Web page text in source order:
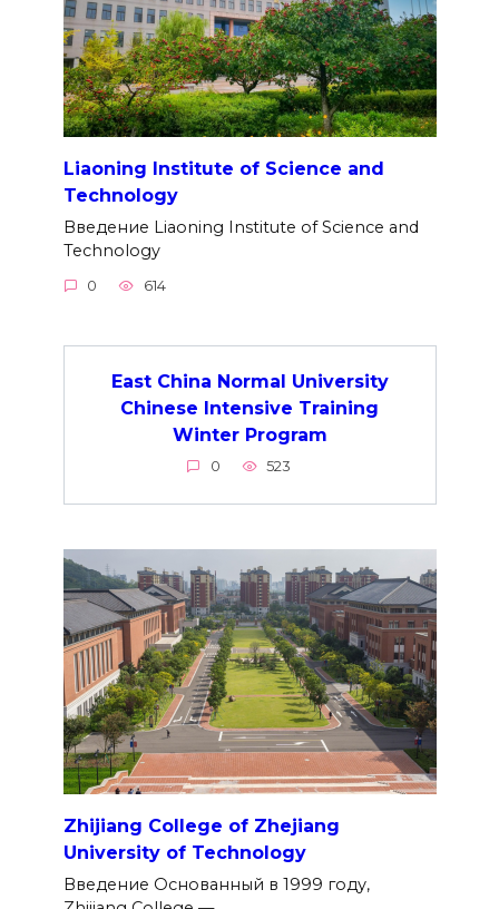
Liaoning Institute of Science and
Technology
Введение Liaoning Institute of Science and
Technology
0 614
East China Normal University
Chinese Intensive Training
Winter Program
0 523
Zhijiang College of Zhejiang
University of Technology
Введение Основанный в 1999 году,